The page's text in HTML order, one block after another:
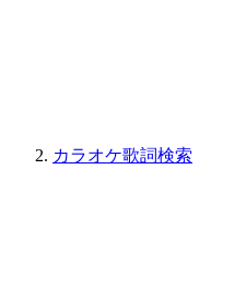
カラオケ歌詞検索